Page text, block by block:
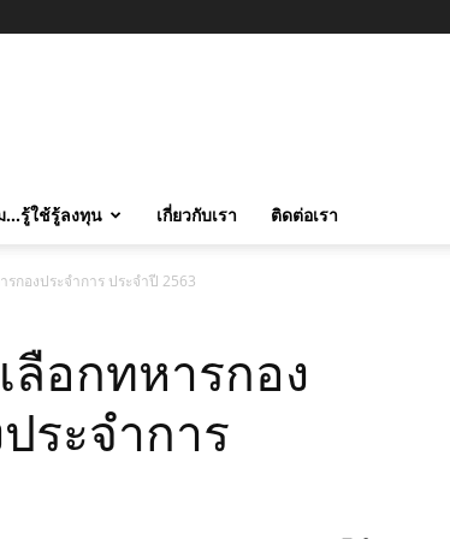
…รู้ใช้รู้ลงทุน เกี่ยวกับเรา ติดต่อเรา
กองประจำการ ประจำปี 2563
ลือกทหารกอง
ระจำการ